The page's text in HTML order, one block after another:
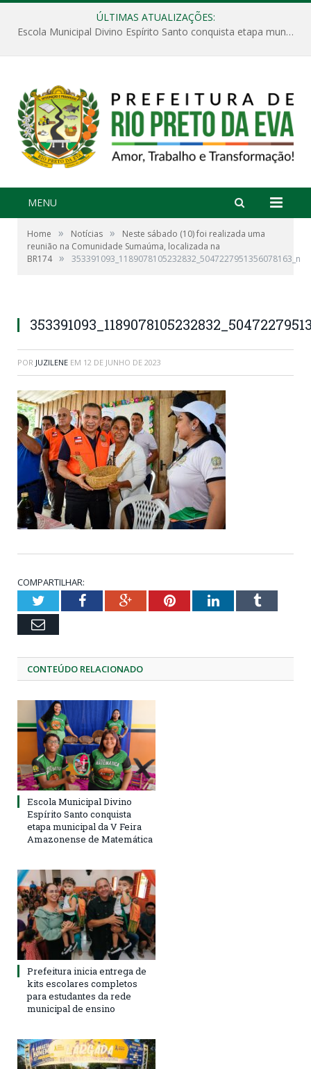
ÚLTIMAS ATUALIZAÇÕES:
Escola Municipal Divino Espírito Santo conquista etapa municipal da V Feira Amazonense de Matemática
MENU
Home » Notícias »
Neste sábado (10) foi realizada uma
reunião na Comunidade Sumaúma, localizada na
BR174 » 353391093_1189078105232832_5047227951356078163_n
POR JUZILENE EM 12 DE JUNHO DE 2023
COMPARTILHAR:
TwitterFacebookGoogle+PinterestLinkedInTumblr
Email
CONTEÚDO RELACIONADO
Escola Municipal Divino
Espírito Santo conquista
etapa municipal da V Feira
Amazonense de Matemática
Prefeitura inicia entrega de
kits escolares completos
para estudantes da rede
municipal de ensino